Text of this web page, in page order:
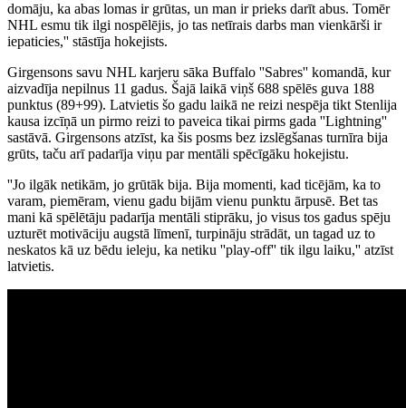
domāju, ka abas lomas ir grūtas, un man ir prieks darīt abus. Tomēr
NHL esmu tik ilgi nospēlējis, jo tas netīrais darbs man vienkārši ir
iepaticies,'' stāstīja hokejists.
Girgensons savu NHL karjeru sāka Buffalo ''Sabres'' komandā, kur
aizvadīja nepilnus 11 gadus. Šajā laikā viņš 688 spēlēs guva 188
punktus (89+99). Latvietis šo gadu laikā ne reizi nespēja tikt Stenlija
kausa izcīņā un pirmo reizi to paveica tikai pirms gada ''Lightning''
sastāvā. Girgensons atzīst, ka šis posms bez izslēgšanas turnīra bija
grūts, taču arī padarīja viņu par mentāli spēcīgāku hokejistu.
''Jo ilgāk netikām, jo grūtāk bija. Bija momenti, kad ticējām, ka to
varam, piemēram, vienu gadu bijām vienu punktu ārpusē. Bet tas
mani kā spēlētāju padarīja mentāli stiprāku, jo visus tos gadus spēju
uzturēt motivāciju augstā līmenī, turpināju strādāt, un tagad uz to
neskatos kā uz bēdu ieleju, ka netiku ''play-off'' tik ilgu laiku,'' atzīst
latvietis.